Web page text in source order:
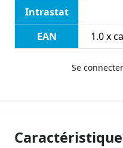
Intrastat
EAN
1.0 x
Se